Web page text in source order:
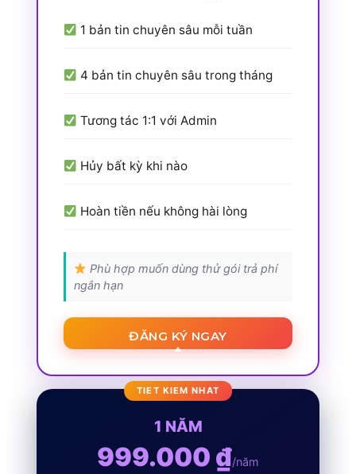
1 bản tin chuyên sâu mỗi tuần
4 bản tin chuyên sâu trong tháng
Tương tác 1:1 với Admin
Hủy bất kỳ khi nào
Hoàn tiền nếu không hài lòng
Phù hợp muốn dùng thử gói trả phí
ngắn hạn
ĐĂNG KÝ NGAY
1 NĂM
999.000 ₫/năm